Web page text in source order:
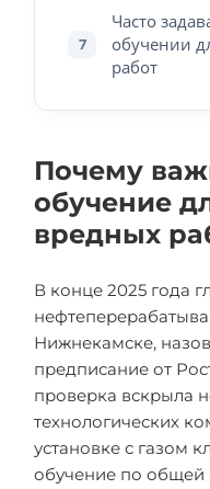
7
Часто
обучении
работ
Почему
обучение
вредных
В конце 2025 года
Нижнекамске,
предписание от
проверка вскрыла
технологических
установке с газом
обучение по